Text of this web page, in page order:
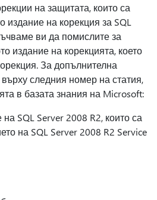
на защитата, които са
на корекция за SQL
ви да помислите за
издание на корекцията, което
За допълнителна
следния номер на статия,
в базата знания на Microsoft:
SQL Server 2008 R2, които са
на SQL Server 2008 R2 Service